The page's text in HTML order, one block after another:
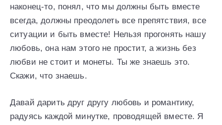
наконец-то, понял, что мы должны быть вместе
всегда, должны преодолеть все препятствия, все
ситуации и быть вместе! Нельзя прогонять нашу
любовь, она нам этого не простит, а жизнь без
любви не стоит и монеты. Ты же знаешь это.
Скажи, что знаешь.
Давай дарить друг другу любовь и романтику,
радуясь каждой минутке, проводящей вместе. Я